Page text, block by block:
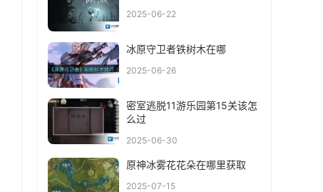
2025-06-22
冰原守卫者铁树木在哪
2025-06-26
密室逃脱11游乐园第15关该怎
么过
2025-06-30
原神冰雾花花朵在哪里获取
2025-07-15